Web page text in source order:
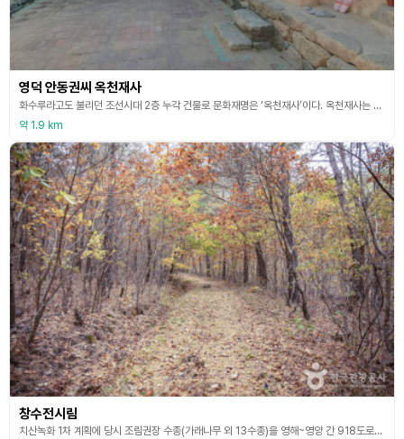
영덕 안동권씨 옥천재사
화수루라고도 불리던 조선시대 2층 누각 건물로 문화재명은 ‘옥천재사’이다. 옥천재사는 안동권씨의 영해 입향조 권책의 증손자인 권희언의 묘제를 수행하기 위해 지은 재사 건물로 이 정자는 그의 다섯 아들들이 1676(숙종 2)에 건립하였다고 전해진다. 옥천재사의 누각인 화수루는 정면 5칸 측면 2칸 규모의 맞배지붕 기와집이다 一자형의 2층 누각인데, 후면으로 ∩자형의 건물을 연접하여, 전체적으로 口자형의 평면을 이룬다. 화수루 하부 어칸에 문을 달아 통로로
약 1.9 km
창수전시림
치산녹화 1차 계획에 당시 조림권장 수종(가래나무 외 13수종)을 영해~영양 간 918도로변(창수령) 일대에 구역 면적 433㏊ 중 170㏊를 시범 조림(1975~1981) 하여 일대 임지를 기술적으로 더욱 알차게 보육 관리하고 각종 사업지에 안내판을 설치하여 국유림 경영 시범과 대국민 홍보를 위한 종합적인 전시림 교육장을 목적으로 조성하였다. 가래나무, 소나무, 리기테다, 잣나무, 아까시나무 등 총 14개 수종이 조림되어 있으며, 하늘 높이 뻗은 웅장